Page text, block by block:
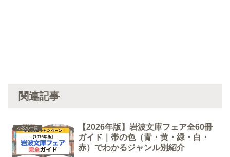
関連記事
小説の一覧
【2026年版】岩波文庫フェア全60冊
ガイド｜帯の色（青・黄・緑・白・
赤）でわかるジャンル別紹介